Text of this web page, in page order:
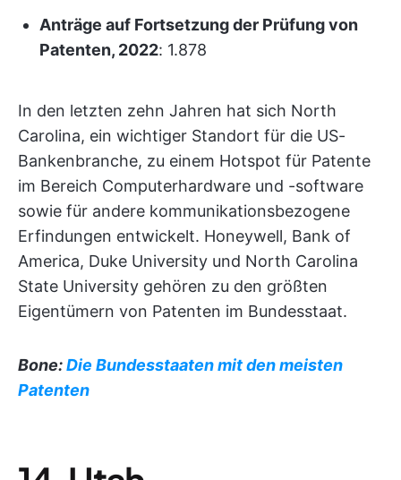
Anträge auf Fortsetzung der Prüfung von
Patenten, 2022: 1.878
In den letzten zehn Jahren hat sich North
Carolina, ein wichtiger Standort für die US-
Bankenbranche, zu einem Hotspot für Patente
im Bereich Computerhardware und -software
sowie für andere kommunikationsbezogene
Erfindungen entwickelt. Honeywell, Bank of
America, Duke University und North Carolina
State University gehören zu den größten
Eigentümern von Patenten im Bundesstaat.
Bone:Die Bundesstaaten mit den meisten
Patenten